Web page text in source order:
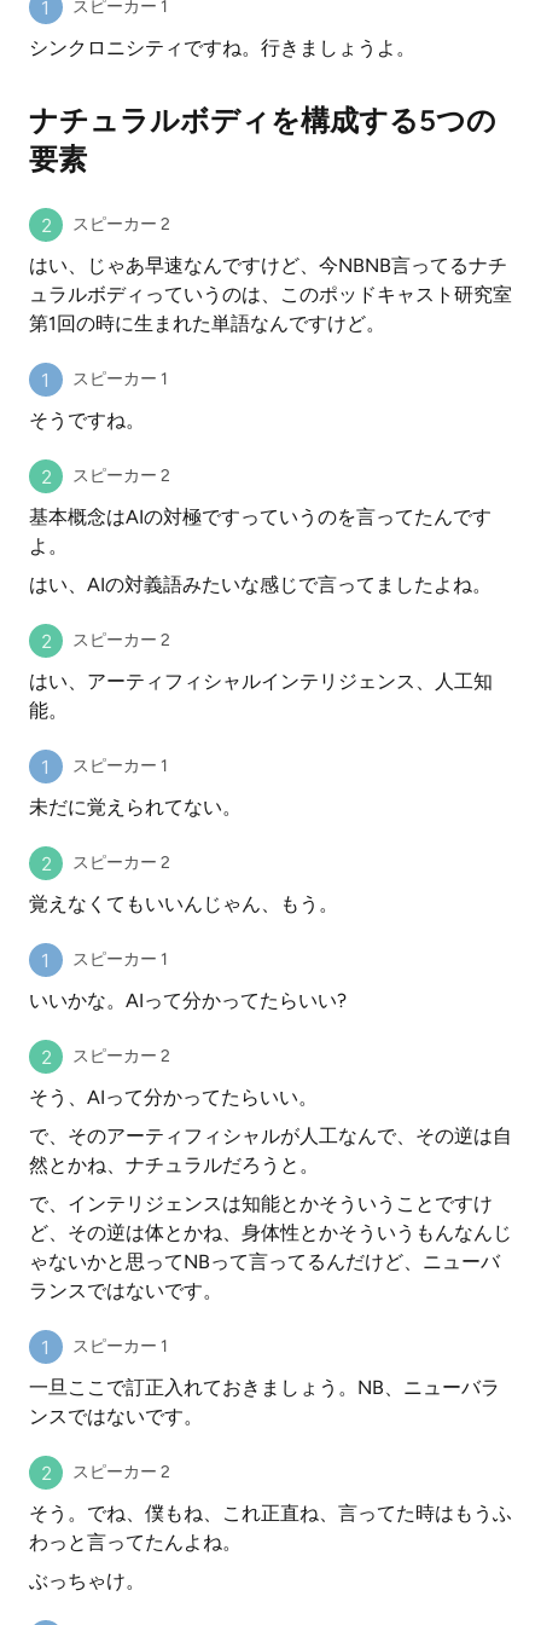
スピーカー 1
シンクロニシティですね。行きましょうよ。
ナチュラルボディを構成する5つの
要素
スピーカー 2
はい、じゃあ早速なんですけど、今NBNB言ってるナチ
ュラルボディっていうのは、このポッドキャスト研究室
第1回の時に生まれた単語なんですけど。
スピーカー 1
そうですね。
スピーカー 2
基本概念はAIの対極ですっていうのを言ってたんです
よ。
はい、AIの対義語みたいな感じで言ってましたよね。
スピーカー 2
はい、アーティフィシャルインテリジェンス、人工知
能。
スピーカー 1
未だに覚えられてない。
スピーカー 2
覚えなくてもいいんじゃん、もう。
スピーカー 1
いいかな。AIって分かってたらいい?
スピーカー 2
そう、AIって分かってたらいい。
で、そのアーティフィシャルが人工なんで、その逆は自
然とかね、ナチュラルだろうと。
で、インテリジェンスは知能とかそういうことですけ
ど、その逆は体とかね、身体性とかそういうもんなんじ
ゃないかと思ってNBって言ってるんだけど、ニューバ
ランスではないです。
スピーカー 1
一旦ここで訂正入れておきましょう。NB、ニューバラ
ンスではないです。
スピーカー 2
そう。でね、僕もね、これ正直ね、言ってた時はもうふ
わっと言ってたんよね。
ぶっちゃけ。